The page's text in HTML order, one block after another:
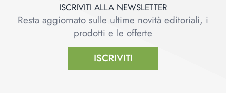
ISCRIVITI ALLA NEWSLETTER
Resta aggiornato sulle ultime novità editoriali, i
prodotti e le offerte
ISCRIVITI